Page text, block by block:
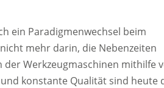
ein Paradigmenwechsel beim
mehr darin, die Nebenzeiten
Werkzeugmaschinen mithilfe
konstante Qualität sind heute